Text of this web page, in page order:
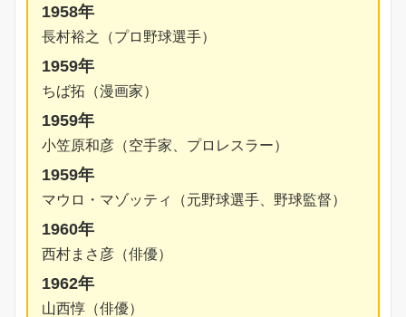
1958年
長村裕之（プロ野球選手）
1959年
ちば拓（漫画家）
1959年
小笠原和彦（空手家、プロレスラー）
1959年
マウロ・マゾッティ（元野球選手、野球監督）
1960年
西村まさ彦（俳優）
1962年
山西惇（俳優）